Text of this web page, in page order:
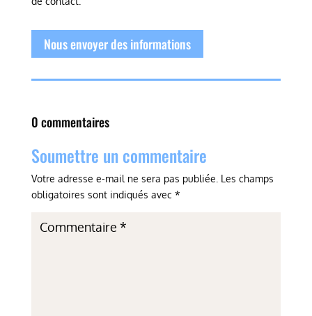
Nous envoyer des informations
0 commentaires
Soumettre un commentaire
Votre adresse e-mail ne sera pas publiée. Les champs
obligatoires sont indiqués avec *